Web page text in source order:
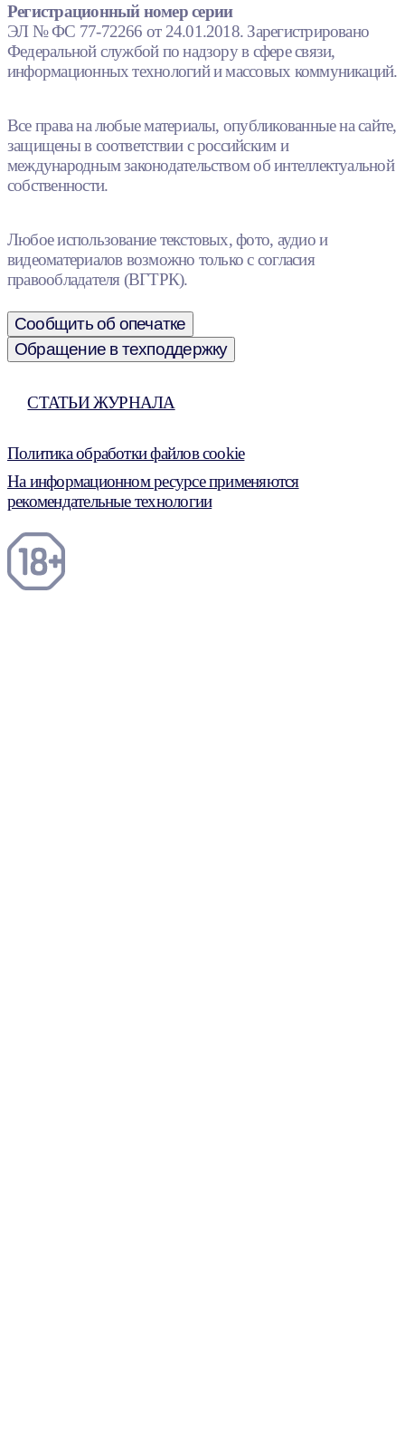
Регистрационный номер серии
ЭЛ № ФС 77-72266 от 24.01.2018. Зарегистрировано
Федеральной службой по надзору в сфере связи,
информационных технологий и массовых коммуникаций.
Все права на любые материалы, опубликованные на сайте,
защищены в соответствии с российским и
международным законодательством об интеллектуальной
собственности.
Любое использование текстовых, фото, аудио и
видеоматериалов возможно только с согласия
правообладателя (ВГТРК).
Сообщить об опечатке
Обращение в техподдержку
СТАТЬИ ЖУРНАЛА
Политика обработки файлов cookie
На информационном ресурсе применяются
рекомендательные технологии